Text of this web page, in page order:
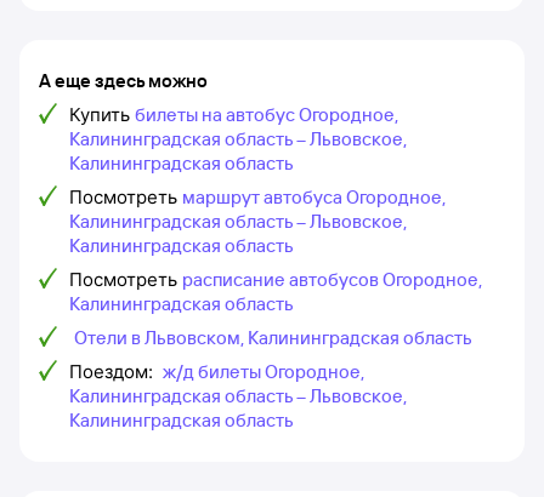
А еще здесь можно
Купить билеты на автобус Огородное,
Калининградская область – Львовское,
Калининградская область
Посмотреть маршрут автобуса Огородное,
Калининградская область – Львовское,
Калининградская область
Посмотреть расписание автобусов Огородное,
Калининградская область
Отели в Львовском, Калининградская область
Поездом: ж/д билеты Огородное,
Калининградская область – Львовское,
Калининградская область